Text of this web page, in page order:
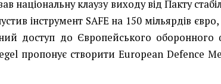
національну клаузу виходу від Пакту
інструмент SAFE на 150 мільярдів
доступ до Європейського оборонного
пропонує створити European Defence